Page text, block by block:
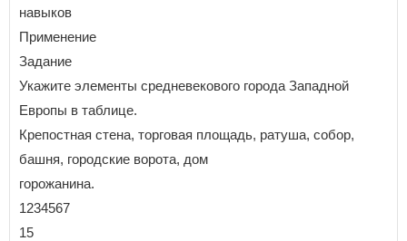
навыков
Применение
Задание
Укажите элементы средневекового города Западной
Европы в таблице.
Крепостная стена, торговая площадь, ратуша, собор,
башня, городские ворота, дом
горожанина.
1234567
15